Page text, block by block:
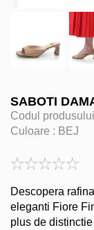
SABOTI
Codul
Culoare : BEJ
Descopera
eleganti Fiore
plus de